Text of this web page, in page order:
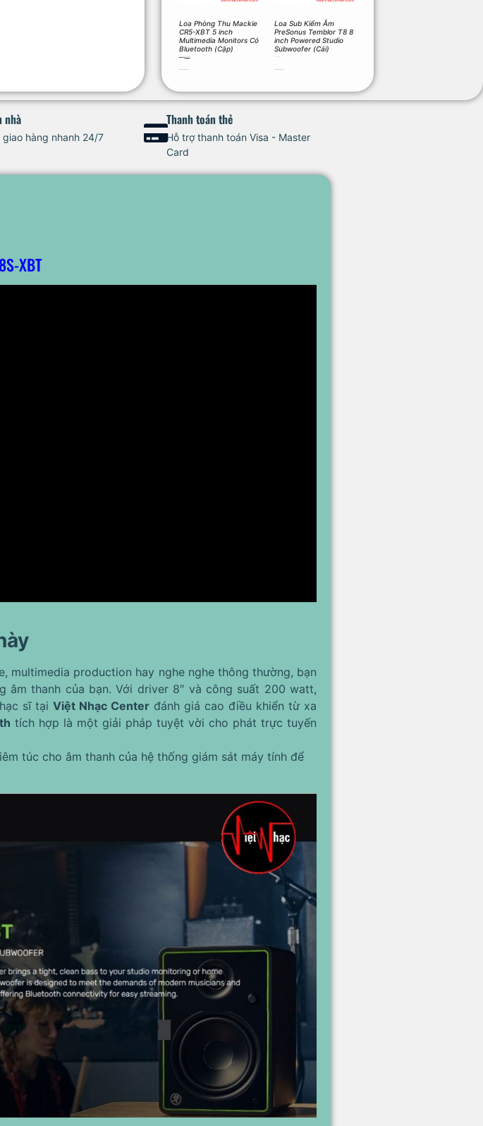
Loa Phòng Thu Mackie
CR5-XBT 5 inch
Multimedia Monitors Có
Bluetooth (Cặp)
Loa Sub Kiểm Âm
PreSonus Temblor T8 8
inch Powered Studio
Subwoofer (Cái)
nhà
giao hàng nhanh 24/7
Thanh toán thẻ
Hỗ trợ thanh toán Visa - Master
Card
XBT
multimedia production hay nghe nghe thông thường, bạn
âm thanh của bạn. Với driver 8″ và công suất 200 watt,
sĩ tại Việt Nhạc Centerđánh giá cao điều khiển từ xa
tích hợp là một giải pháp tuyệt vời cho phát trực tuyến
túc cho âm thanh của hệ thống giám sát máy tính để